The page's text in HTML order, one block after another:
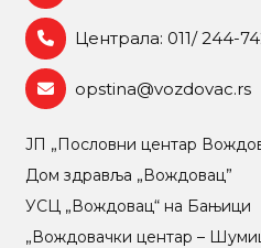
Централа: 011/ 244-
opstina@vozdovac.rs
ЈП „Пословни центар
Дом здравља „Вождовац”
УСЦ „Вождовац“ на Бањици
„Вождовачки центар –